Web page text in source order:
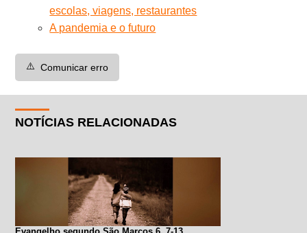
escolas, viagens, restaurantes
A pandemia e o futuro
⚠️ Comunicar erro
NOTÍCIAS RELACIONADAS